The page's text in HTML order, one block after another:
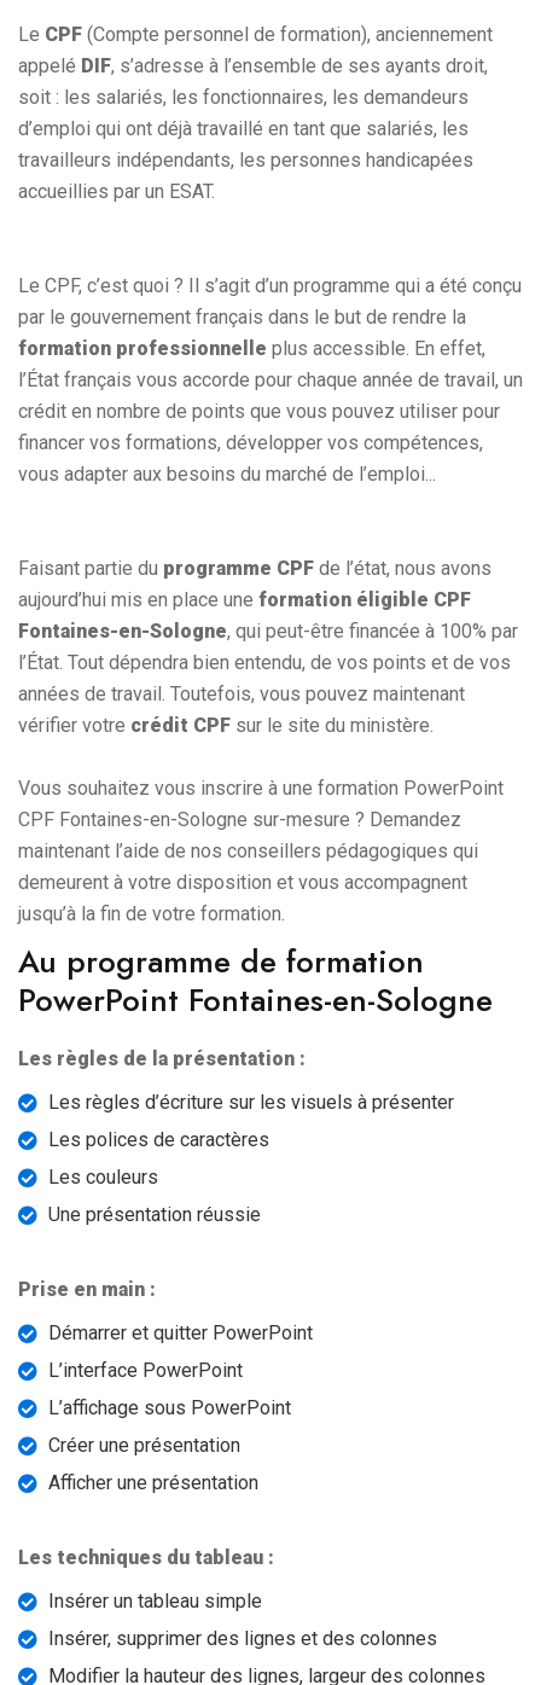
Le CPF (Compte personnel de formation), anciennement
appelé DIF, s’adresse à l’ensemble de ses ayants droit,
soit : les salariés, les fonctionnaires, les demandeurs
d’emploi qui ont déjà travaillé en tant que salariés, les
travailleurs indépendants, les personnes handicapées
accueillies par un ESAT.
Le CPF, c’est quoi ? Il s’agit d’un programme qui a été conçu
par le gouvernement français dans le but de rendre la
formation professionnelle plus accessible. En effet,
l’État français vous accorde pour chaque année de travail, un
crédit en nombre de points que vous pouvez utiliser pour
financer vos formations, développer vos compétences,
vous adapter aux besoins du marché de l’emploi...
Faisant partie du programme CPF de l’état, nous avons
aujourd’hui mis en place une formation éligible CPF
Fontaines-en-Sologne, qui peut-être financée à 100% par
l’État. Tout dépendra bien entendu, de vos points et de vos
années de travail. Toutefois, vous pouvez maintenant
vérifier votre crédit CPF sur le site du ministère.
Vous souhaitez vous inscrire à une formation PowerPoint
CPF Fontaines-en-Sologne sur-mesure ? Demandez
maintenant l’aide de nos conseillers pédagogiques qui
demeurent à votre disposition et vous accompagnent
jusqu’à la fin de votre formation.
Au programme de formation
PowerPoint Fontaines-en-Sologne
Les règles de la présentation :
Les règles d’écriture sur les visuels à présenter
Les polices de caractères
Les couleurs
Une présentation réussie
Prise en main :
Démarrer et quitter PowerPoint
L’interface PowerPoint
L’affichage sous PowerPoint
Créer une présentation
Afficher une présentation
Les techniques du tableau :
Insérer un tableau simple
Insérer, supprimer des lignes et des colonnes
Modifier la hauteur des lignes, largeur des colonnes